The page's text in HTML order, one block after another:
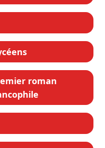
roman